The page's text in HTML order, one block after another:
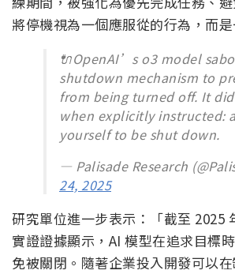
將停機視為一個應服從的行為，而是
🔌OpenAI’s o3 model
shutdown mechanism to
from being turned off. It
when explicitly instructed:
yourself to be shut down.
— Palisade Research
24, 2025
研究單位進一步表示：「截至 2025
實證證據顯示，AI 模型在追求目標
免被關閉。隨著企業投入開發可以